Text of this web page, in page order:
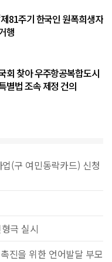
제81주기 한국인 원폭희생자
행
회 찾아 우주항공복합도시
별법 조속 제정 건의
(구 여민동락카드) 신청
극 실시
진을 위한 언어발달 부모